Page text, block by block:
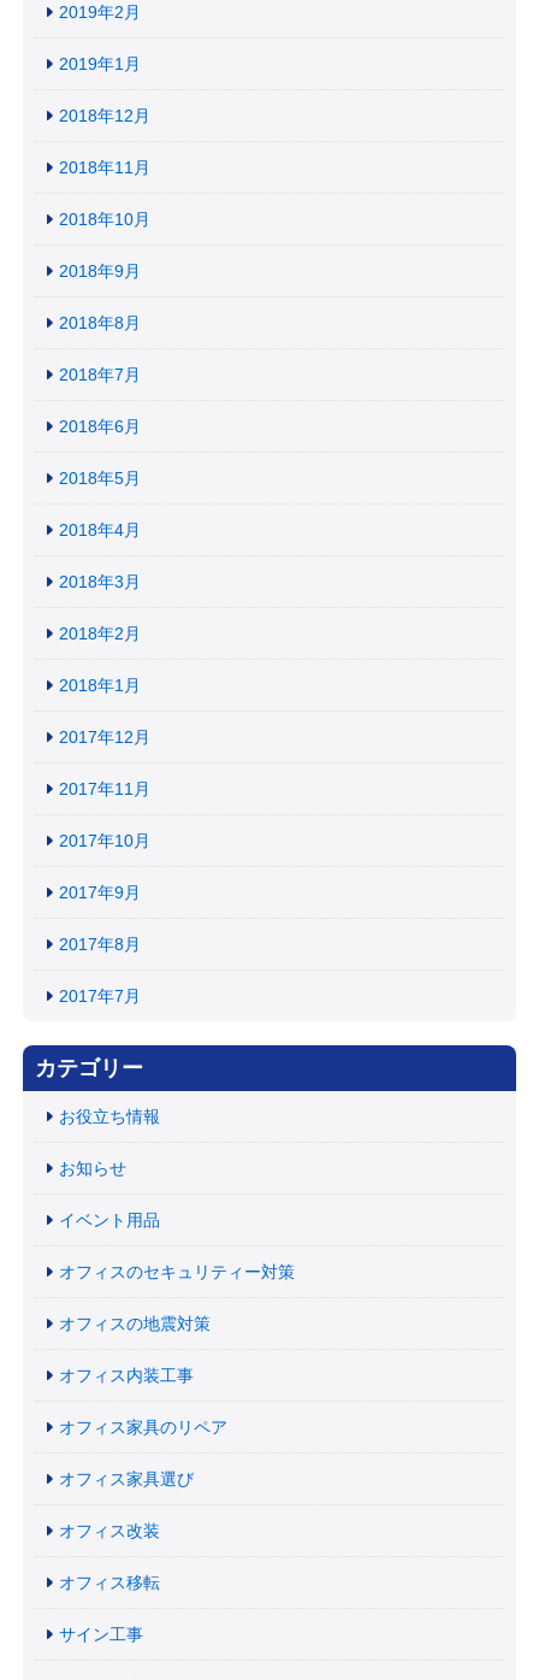
2019年2月
2019年1月
2018年12月
2018年11月
2018年10月
2018年9月
2018年8月
2018年7月
2018年6月
2018年5月
2018年4月
2018年3月
2018年2月
2018年1月
2017年12月
2017年11月
2017年10月
2017年9月
2017年8月
2017年7月
カテゴリー
お役立ち情報
お知らせ
イベント用品
オフィスのセキュリティー対策
オフィスの地震対策
オフィス内装工事
オフィス家具のリペア
オフィス家具選び
オフィス改装
オフィス移転
サイン工事